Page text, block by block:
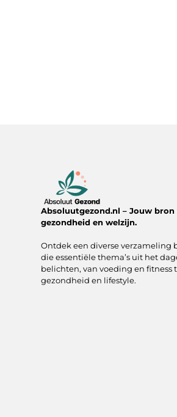
Absoluutgezond.nl – Jouw
gezondheid en welzijn.
Ontdek een diverse verzameling
die essentiële thema’s uit het
belichten, van voeding en fitness
gezondheid en lifestyle.